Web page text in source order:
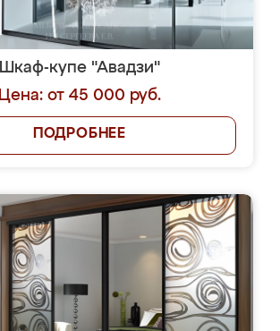
Шкаф-купе "Авадзи"
Цена: от 45 000 руб.
ПОДРОБНЕЕ